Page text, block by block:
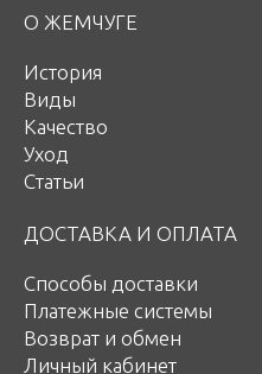
О ЖЕМЧУГЕ
История
Виды
Качество
Уход
Статьи
ДОСТАВКА И ОПЛАТА
Способы доставки
Платежные системы
Возврат и обмен
Личный кабинет